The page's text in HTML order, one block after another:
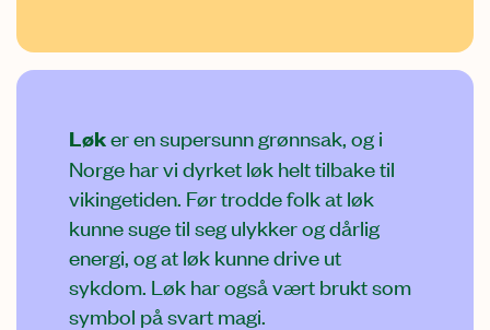
Løker en supersunn grønnsak, og i
Norge har vi dyrket løk helt tilbake til
vikingetiden. Før trodde folk at løk
kunne suge til seg ulykker og dårlig
energi, og at løk kunne drive ut
sykdom. Løk har også vært brukt som
symbol på svart magi.